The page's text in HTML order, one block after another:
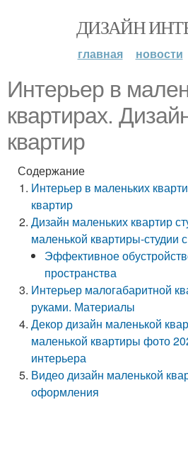
ДИЗАЙН
главная новости
Интерьер в
квартирах.
квартир
Содержание
Интерьер в маленьких
квартир
Дизайн маленьких квартир
маленькой квартиры-студии
Эффективное
пространства
Интерьер малогабаритной
руками. Материалы
Декор дизайн маленькой
маленькой квартиры фото
интерьера
Видео дизайн маленькой
оформления